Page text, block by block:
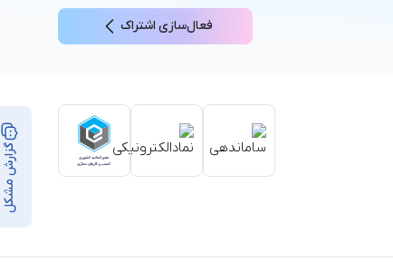
گزارش مشکل
فعال‌سازی اشتراک